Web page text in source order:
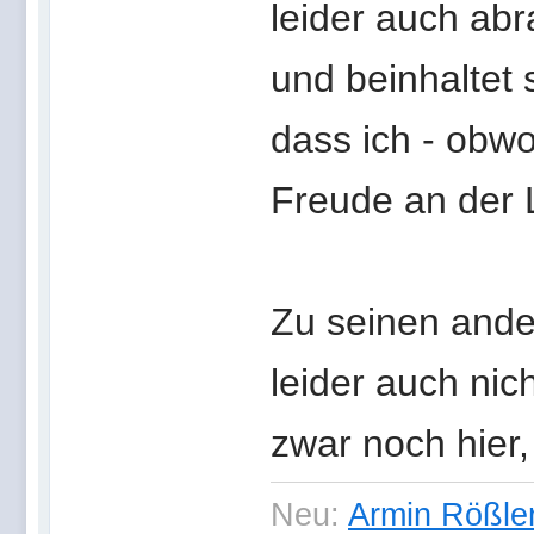
leider auch
und beinhaltet
dass ich -
Freude an der
Zu seinen
leider auch
zwar noch
Neu: Armin